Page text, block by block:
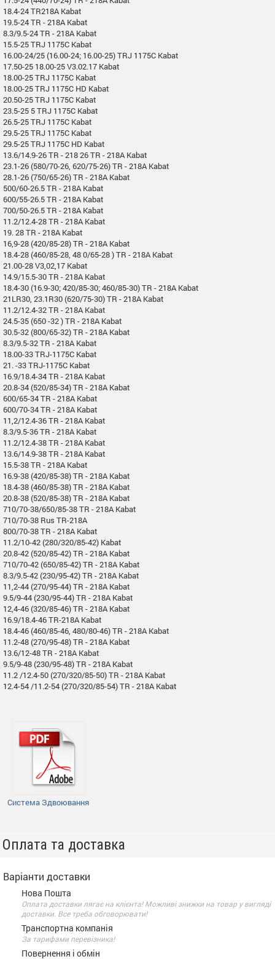
18.4-24 TR218A Kabat
19.5-24 TR - 218A Kabat
8.3/9.5-24 TR - 218A Kabat
15.5-25 TRJ 1175C Kabat
16.00-24/25 (16.00-24; 16.00-25) TRJ 1175C Kabat
17.50-25 18.00-25 V3.02.17 Kabat
18.00-25 TRJ 1175C Kabat
18.00-25 TRJ 1175C HD Kabat
20.50-25 TRJ 1175C Kabat
23.5-25 5 TRJ 1175C Kabat
26.5-25 TRJ 1175C Kabat
29.5-25 TRJ 1175C Kabat
29.5-25 TRJ 1175C HD Kabat
13.6/14.9-26 TR - 218 26 TR - 218A Kabat
23.1-26 (580/70-26, 620/75-26) TR - 218A Kabat
28.1-26 (750/65-26) TR - 218A Kabat
500/60-26.5 TR - 218A Kabat
600/55-26.5 TR - 218A Kabat
700/50-26.5 TR - 218A Kabat
11.2/12.4-28 TR - 218A Kabat
19. 28 TR - 218A Kabat
16,9-28 (420/85-28) TR - 218A Kabat
18.4-28 (460/85-28, 48 0/65-28 ) TR - 218A Kabat
21.00-28 V3,02,17 Kabat
14.9/15.5-30 TR - 218A Kabat
18.4-30 (16.9-30; 420/85-30; 460/85-30) TR - 218A Kabat
21LR30, 23.1R30 (620/75-30) TR - 218A Kabat
11.2/12.4-32 TR - 218A Kabat
24.5-35 (650 -32 ) TR - 218A Kabat
30.5-32 (800/65-32) TR - 218A Kabat
8.3/9.5-32 TR - 218A Kabat
18.00-33 TRJ-1175C Kabat
21. -33 TRJ-1175C Kabat
16.9/18.4-34 TR - 218A Kabat
20.8-34 (520/85-34) TR - 218A Kabat
600/65-34 TR - 218A Kabat
600/70-34 TR - 218A Kabat
11,2/12.4-36 TR - 218A Kabat
8.3/9.5-36 TR - 218A Kabat
11.2/12.4-38 TR - 218A Kabat
13.6/14.9-38 TR - 218A Kabat
15.5-38 TR - 218A Kabat
16.9-38 (420/85-38) TR - 218A Kabat
18.4-38 (460/85-38) TR - 218A Kabat
20.8-38 (520/85-38) TR - 218A Kabat
710/70-38/650/85-38 TR - 218A Kabat
710/70-38 Rus TR-218A
800/70-38 TR - 218A Kabat
11.2/10-42 (280/320/85-42) Kabat
20.8-42 (520/85-42) TR - 218A Kabat
710/70-42 (650/85-42) TR - 218A Kabat
8.3/9.5-42 (230/95-42) TR - 218A Kabat
11,2-44 (270/95-44) TR - 218A Kabat
9.5/9-44 (230/95-44) TR - 218A Kabat
12,4-46 (320/85-46) TR - 218A Kabat
16.9/18.4-46 TR-218A Kabat
18.4-46 (460/85-46, 480/80-46) TR - 218A Kabat
11.2-48 (270/95-48) TR - 218A Kabat
13.6/12-48 TR - 218A Kabat
9.5/9-48 (230/95-48) TR - 218A Kabat
11.2 /12.4-50 (270/320/85-50) TR - 218A Kabat
12.4-54 /11.2-54 (270/320/85-54) TR - 218A Kabat
Система Здвоювання
Оплата та доставка
Варіанти доставки
Нова Пошта
Оплата доставки лягає на клієнта! Можливі знижки на товар у вигляді
доставки. Все треба обговорювати!
Транспортна компанія
За тарифами перевізника!
Повернення і обмін